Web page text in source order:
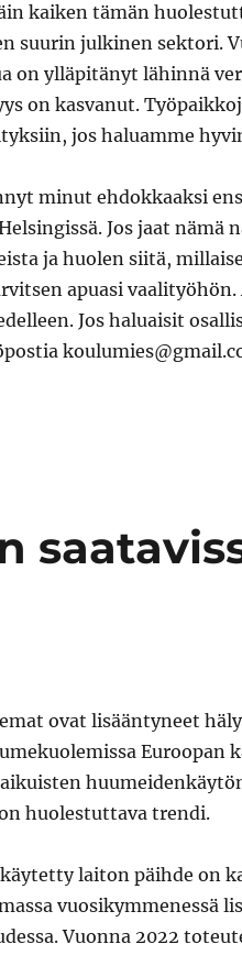
kaiken tämän
suurin julkinen sektori.
on ylläpitänyt lähinnä
on kasvanut.
jos haluamme
minut ehdokkaaksi
Jos jaat nämä
ja huolen siitä,
apuasi vaalityöhön.
Jos haluaisit
ovat lisääntyneet
Euroopan
huolestuttava trendi.
laiton päihde on
vuosikymmenessä
Vuonna 2022